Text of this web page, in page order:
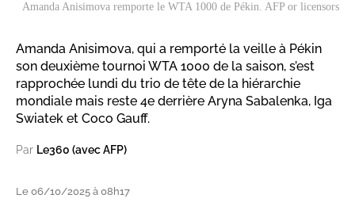
Amanda Anisimova remporte le WTA 1000 de Pékin. AFP or licensors
Amanda Anisimova, qui a remporté la veille à Pékin
son deuxième tournoi WTA 1000 de la saison, s’est
rapprochée lundi du trio de tête de la hiérarchie
mondiale mais reste 4e derrière Aryna Sabalenka, Iga
Swiatek et Coco Gauff.
Par Le360 (avec AFP)
Le 06/10/2025 à 08h17